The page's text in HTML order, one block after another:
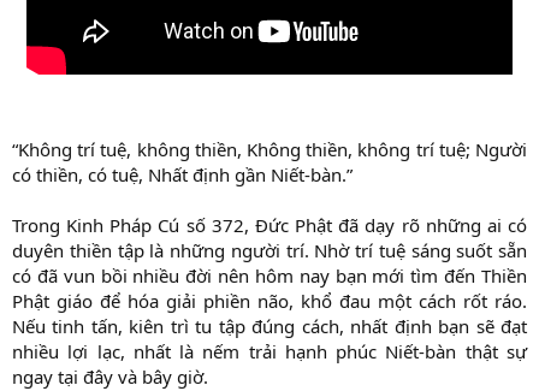
“Không trí tuệ, không thiền, Không thiền, không trí tuệ; Người
có thiền, có tuệ, Nhất định gần Niết-bàn.”
Trong Kinh Pháp Cú số 372, Đức Phật đã dạy rõ những ai có
duyên thiền tập là những người trí. Nhờ trí tuệ sáng suốt sẵn
có đã vun bồi nhiều đời nên hôm nay bạn mới tìm đến Thiền
Phật giáo để hóa giải phiền não, khổ đau một cách rốt ráo.
Nếu tinh tấn, kiên trì tu tập đúng cách, nhất định bạn sẽ đạt
nhiều lợi lạc, nhất là nếm trải hạnh phúc Niết-bàn thật sự
ngay tại đây và bây giờ.